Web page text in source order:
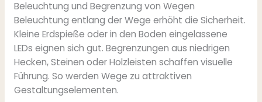
Beleuchtung und Begrenzung von Wegen
Beleuchtung entlang der Wege erhöht die Sicherheit.
Kleine Erdspieße oder in den Boden eingelassene
LEDs eignen sich gut. Begrenzungen aus niedrigen
Hecken, Steinen oder Holzleisten schaffen visuelle
Führung. So werden Wege zu attraktiven
Gestaltungselementen.